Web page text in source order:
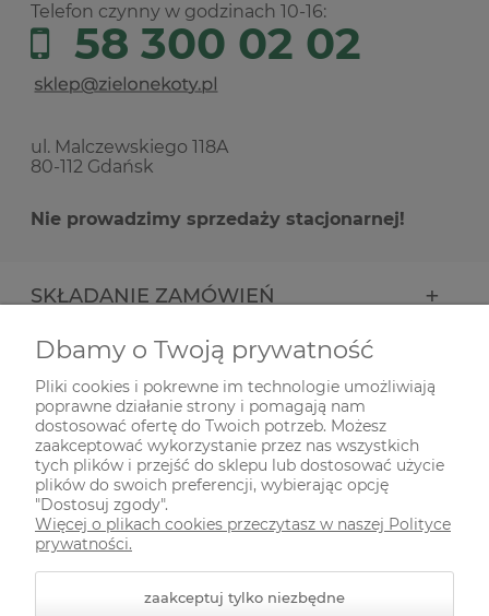
Telefon czynny w godzinach 10-16:
58 300 02 02
ul. Malczewskiego 118A
80-112 Gdańsk
Nie prowadzimy sprzedaży stacjonarnej!
SKŁADANIE ZAMÓWIEŃ
INFORMACJE
ODWIEDŹ NAS NA
Dbamy o Twoją prywatność
Pliki cookies i pokrewne im technologie umożliwiają
poprawne działanie strony i pomagają nam
dostosować ofertę do Twoich potrzeb. Możesz
zaakceptować wykorzystanie przez nas wszystkich
tych plików i przejść do sklepu lub dostosować użycie
plików do swoich preferencji, wybierając opcję
"Dostosuj zgody".
Więcej o plikach cookies przeczytasz w naszej Polityce
prywatności.
zaakceptuj tylko niezbędne